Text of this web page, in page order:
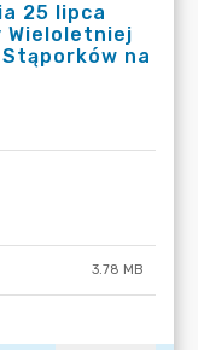
25 lipca
Wieloletniej
na
3.78 MB